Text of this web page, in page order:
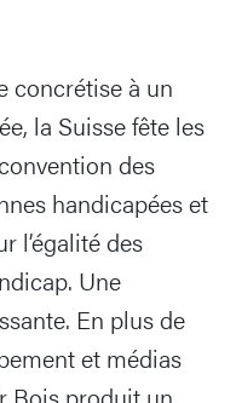
concrétise à un
la Suisse fête les
des
handicapées et
l’égalité des
Une
En plus de
et médias